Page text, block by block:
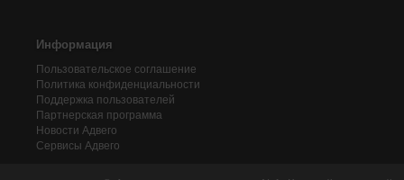
Информация
Пользовательское соглашение
Политика конфиденциальности
Поддержка пользователей
Партнерская программа
Новости Адвего
Сервисы Адвего